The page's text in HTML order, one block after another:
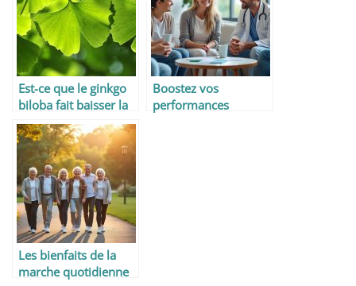
Est-ce que le ginkgo
biloba fait baisser la
tension ?
Boostez vos
performances
Les bienfaits de la
marche quotidienne